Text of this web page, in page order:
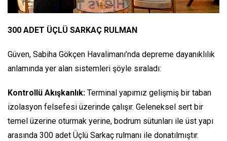
300 ADET ÜÇLÜ SARKAÇ RULMAN
Güven, Sabiha Gökçen Havalimanı’nda depreme dayanıklılık
anlamında yer alan sistemleri şöyle sıraladı:
Kontrollü Akışkanlık: Terminal yapımız gelişmiş bir taban
izolasyon felsefesi üzerinde çalışır. Geleneksel sert bir
temel üzerine oturmak yerine, bodrum sütunları ile üst yapı
arasında 300 adet Üçlü Sarkaç rulmanı ile donatılmıştır.